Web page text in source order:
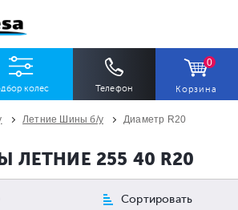
колес Телефон
0
Корзина
Диаметр
Летние Шины б/у Диаметр R20
ЛЕТНИЕ 255 40 R20
Сортировать